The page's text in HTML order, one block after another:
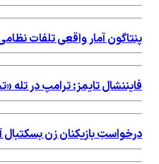
پنتاگون آمار واقعی تلفات
فایننشال تایمز: ترامپ در تله
درخواستِ بازیکنان زن بسکتبال